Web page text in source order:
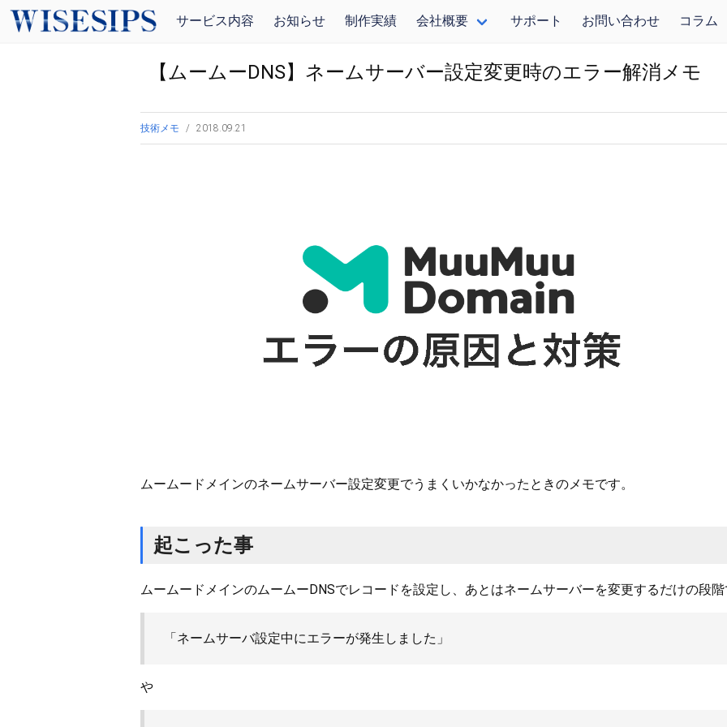
サービス内容 お知らせ 制作実績 会社概要 サポート お問い合わせ コラム
【ムームーDNS】ネームサーバー設定変更時のエラー解消メモ
技術メモ 2018.09.21
ムームードメインのネームサーバー設定変更でうまくいかなかったときのメモです。
起こった事
ムームードメインのムームーDNSでレコードを設定し、あとはネームサーバーを変更するだけの段
「ネームサーバ設定中にエラーが発生しました」
や